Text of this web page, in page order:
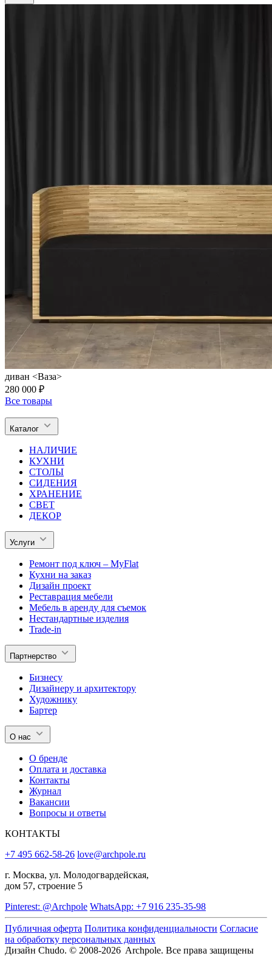
диван <Ваза>
280 000 ₽
Все товары
Каталог
НАЛИЧИЕ
КУХНИ
СТОЛЫ
СИДЕНИЯ
ХРАНЕНИЕ
СВЕТ
ДЕКОР
Услуги
Ремонт под ключ – MyFlat
Кухни на заказ
Дизайн проект
Реставрация мебели
Мебель в аренду для съемок
Нестандартные изделия
Trade-in
Партнерство
Бизнесу
Дизайнеру и архитектору
Художнику
Бартер
О нас
О бренде
Оплата и доставка
Контакты
Журнал
Вакансии
Вопросы и ответы
КОНТАКТЫ
+7 495 662-58-26 love@archpole.ru
г. Москва, ул. Молодогвардейская,
дом 57, строение 5
Pinterest: @Archpole WhatsApp: +7 916 235-35-98
Публичная оферта Политика конфиденциальности Согласие
на обработку персональных данных
Дизайн Chudo. © 2008-2026 Archpole. Все права защищены